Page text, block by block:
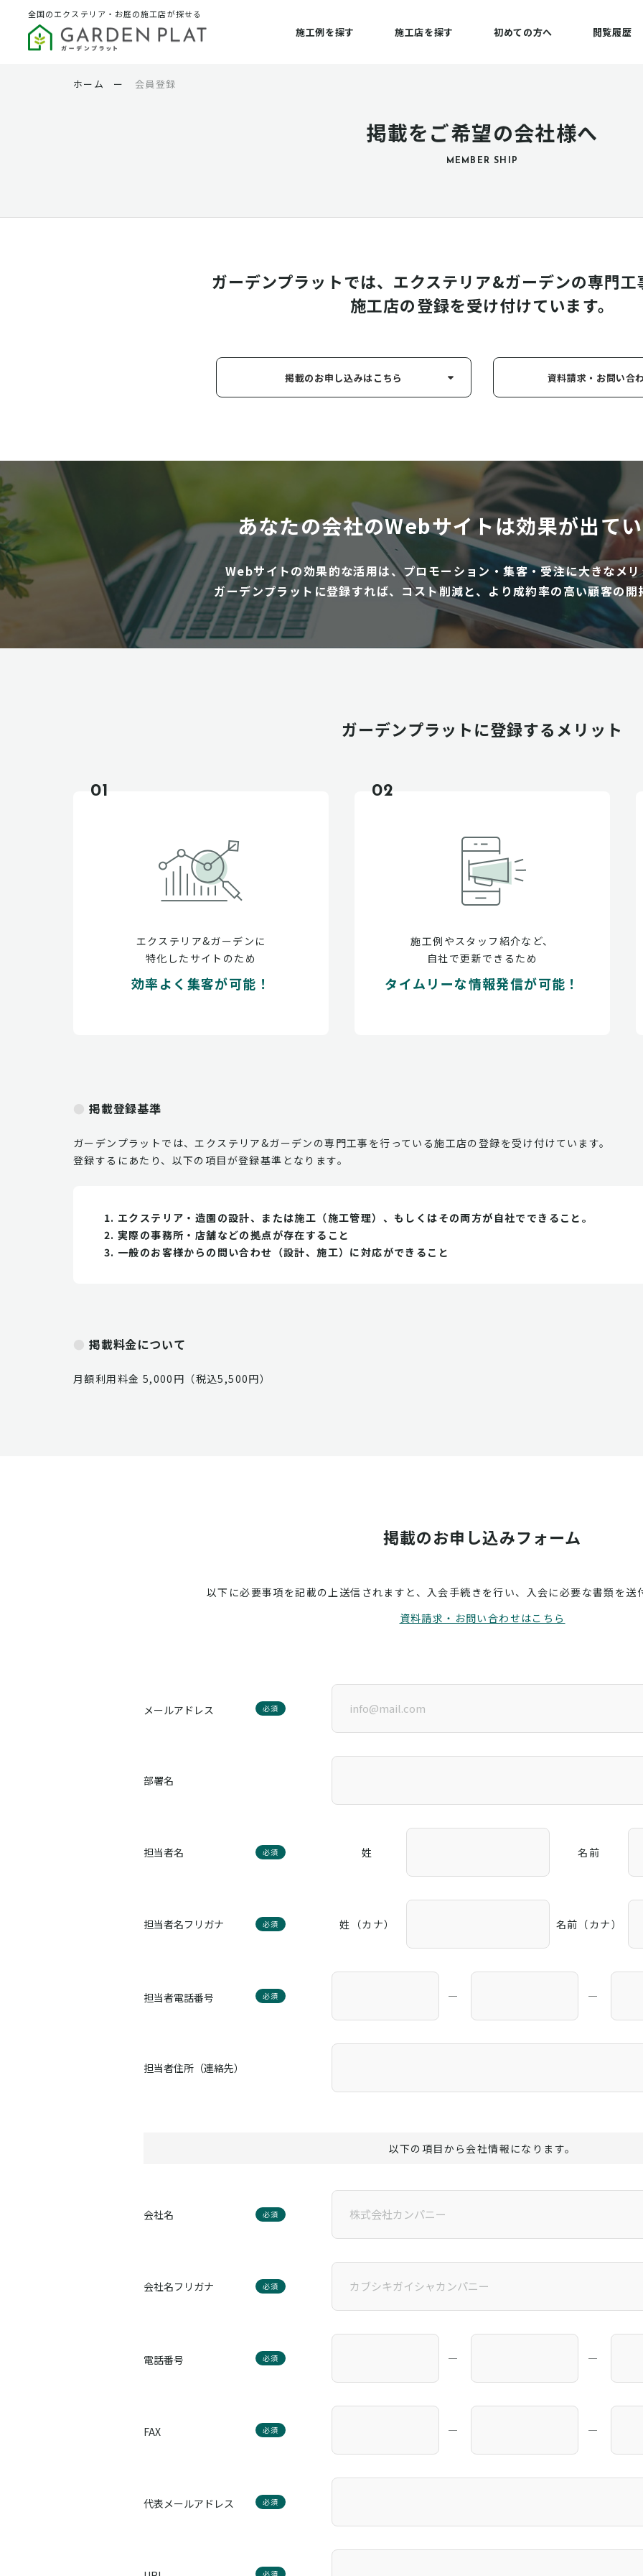
全国のエクステリア・お庭の施工店が探せる
施工例を探す 施工店を探す 初めての方へ 閲覧履歴
掲載をご希望の会社様へ
MEMBER SHIP
ホーム ー 会員登録
ガーデンプラットでは、エクステリア&ガーデンの専門工
施工店の登録を受け付けています。
掲載のお申し込みはこちら 資料請求・お問い合
あなたの会社のWebサイトは効果が出て
Webサイトの効果的な活用は、プロモーション・集客・受注に大きなメ
ガーデンプラットに登録すれば、コスト削減と、より成約率の高い顧客の開
ガーデンプラットに登録するメリット
01
エクステリア&ガーデンに
特化したサイトのため
効率よく集客が可能！
02
施工例やスタッフ紹介など、
自社で更新できるため
タイムリーな情報発信が可能！
掲載登録基準
ガーデンプラットでは、エクステリア&ガーデンの専門工事を行っている施工店の登録を受け付けています。
登録するにあたり、以下の項目が登録基準となります。
エクステリア・造園の設計、または施工（施工管理）、もしくはその両方が自社でできること。
実際の事務所・店舗などの拠点が存在すること
一般のお客様からの問い合わせ（設計、施工）に対応ができること
掲載料金について
月額利用料金 5,000円（税込5,500円）
掲載のお申し込みフォーム
以下に必要事項を記載の上送信されますと、入会手続きを行い、入会に必要な書類を送
資料請求・お問い合わせはこちら
メールアドレス 必須
部署名
担当者名 必須 姓 名前
担当者名フリガナ 必須 姓（カナ） 名前（カナ）
担当者電話番号 必須 ― ―
担当者住所（連絡先）
以下の項目から会社情報になります。
会社名 必須
会社名フリガナ 必須
電話番号 必須 ― ―
FAX 必須 ― ―
代表メールアドレス 必須
必須